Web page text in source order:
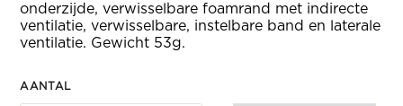
onderzijde, verwisselbare foamrand met indirecte
ventilatie, verwisselbare, instelbare band en laterale
ventilatie. Gewicht 53g.
AANTAL